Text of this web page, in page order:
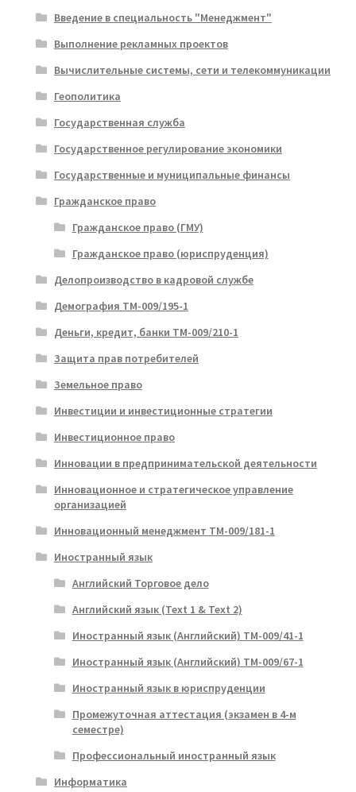
Введение в специальность "Менеджмент"
Выполнение рекламных проектов
Вычислительные системы, сети и телекоммуникации
Геополитика
Государственная служба
Государственное регулирование экономики
Государственные и муниципальные финансы
Гражданское право
Гражданское право (ГМУ)
Гражданское право (юриспруденция)
Делопроизводство в кадровой службе
Демография ТМ-009/195-1
Деньги, кредит, банки ТМ-009/210-1
Защита прав потребителей
Земельное право
Инвестиции и инвестиционные стратегии
Инвестиционное право
Инновации в предпринимательской деятельности
Инновационное и стратегическое управление
организацией
Инновационный менеджмент ТМ-009/181-1
Иностранный язык
Английский Торговое дело
Английский язык (Text 1 & Text 2)
Иностранный язык (Английский) ТМ-009/41-1
Иностранный язык (Английский) ТМ-009/67-1
Иностранный язык в юриспруденции
Промежуточная аттестация (экзамен в 4-м
семестре)
Профессиональный иностранный язык
Информатика